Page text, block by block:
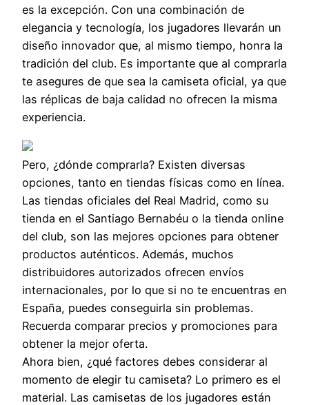
es la excepción. Con una combinación de
elegancia y tecnología, los jugadores llevarán un
diseño innovador que, al mismo tiempo, honra la
tradición del club. Es importante que al comprarla
te asegures de que sea la camiseta oficial, ya que
las réplicas de baja calidad no ofrecen la misma
experiencia.
Pero, ¿dónde comprarla? Existen diversas
opciones, tanto en tiendas físicas como en línea.
Las tiendas oficiales del Real Madrid, como su
tienda en el Santiago Bernabéu o la tienda online
del club, son las mejores opciones para obtener
productos auténticos. Además, muchos
distribuidores autorizados ofrecen envíos
internacionales, por lo que si no te encuentras en
España, puedes conseguirla sin problemas.
Recuerda comparar precios y promociones para
obtener la mejor oferta.
Ahora bien, ¿qué factores debes considerar al
momento de elegir tu camiseta? Lo primero es el
material. Las camisetas de los jugadores están